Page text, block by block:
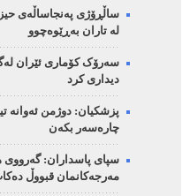
ساڵڕۆژی پەنجاساڵەی
لە تاران بەڕێوەچوو
سەرۆک کۆماری ئێران
دیداری کرد
پزشکیان: دوژمن ئەوانە
چارەسەر بکەن
سپای پاسداران: گەرووی
مەرجەکانمان قبووڵ